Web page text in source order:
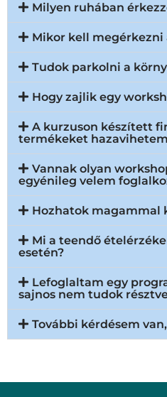
Milyen ruhában
Mikor kell megérkezni
Tudok parkolni a
Hogy zajlik egy
A kurzuson készített
termékeket
Vannak olyan
egyénileg velem
Hozhatok magammal
Mi a teendő
esetén?
Lefoglaltam egy
sajnos nem tudok
További kérdésem